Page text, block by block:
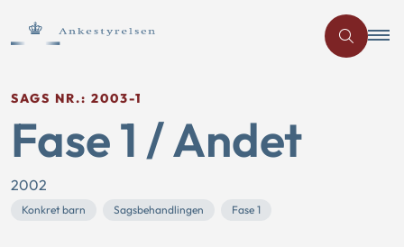
SAGS NR.: 2003-1
Fase 1 / Andet
2002
Konkret barn Sagsbehandlingen Fase 1